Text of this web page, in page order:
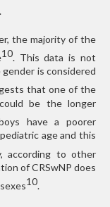
.
the majority of the
10. This data is not
is considered
that one of the
be the longer
have a poorer
age and this
according to other
of CRSwNP does
10.